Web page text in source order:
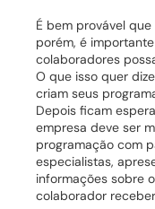
É bem provável
porém, é
colaboradores
O que isso quer
criam seus
Depois ficam
empresa deve ser
programação com
especialistas,
informações sobre
colaborador